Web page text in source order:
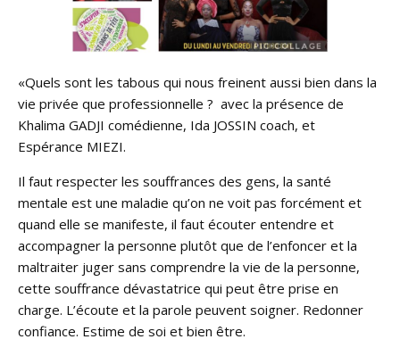
«Quels sont les tabous qui nous freinent aussi bien dans la
vie privée que professionnelle ? avec la présence de
Khalima GADJI comédienne, Ida JOSSIN coach, et
Espérance MIEZI.
Il faut respecter les souffrances des gens, la santé
mentale est une maladie qu’on ne voit pas forcément et
quand elle se manifeste, il faut écouter entendre et
accompagner la personne plutôt que de l’enfoncer et la
maltraiter juger sans comprendre la vie de la personne,
cette souffrance dévastatrice qui peut être prise en
charge. L’écoute et la parole peuvent soigner. Redonner
confiance. Estime de soi et bien être.